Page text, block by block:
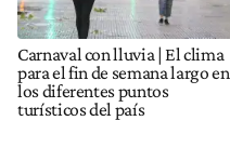
Carnaval con lluvia | El clima
para el fin de semana largo en
los diferentes puntos
turísticos del país